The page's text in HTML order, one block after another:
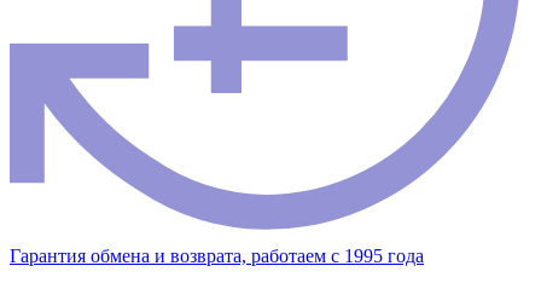
Гарантия обмена и возврата, работаем с 1995 года